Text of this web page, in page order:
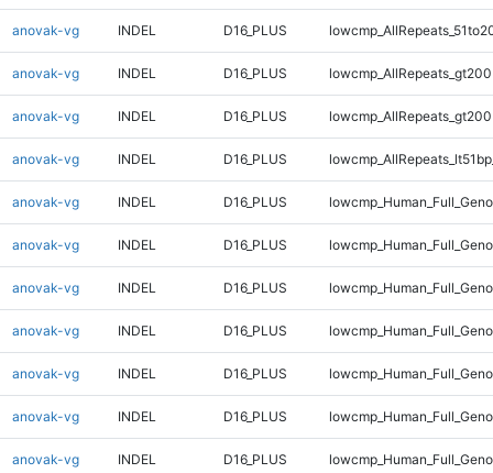
anovak-vg INDEL D16_PLUS
anovak-vg INDEL D16_PLUS
anovak-vg INDEL D16_PLUS
anovak-vg INDEL D16_PLUS
anovak-vg INDEL D16_PLUS
anovak-vg INDEL D16_PLUS
anovak-vg INDEL D16_PLUS
anovak-vg INDEL D16_PLUS
anovak-vg INDEL D16_PLUS
anovak-vg INDEL D16_PLUS
anovak-vg INDEL D16_PLUS